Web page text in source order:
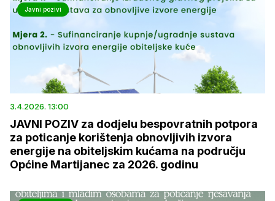
Javni pozivi
3.4.2026. 13:00
JAVNI POZIV za dodjelu bespovratnih potpora
za poticanje korištenja obnovljivih izvora
energije na obiteljskim kućama na području
Općine Martijanec za 2026. godinu